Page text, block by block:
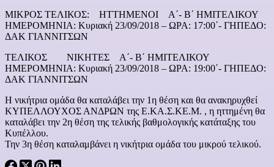
ΜΙΚΡΟΣ ΤΕΛΙΚΟΣ: ΗΤΤΗΜΕΝΟΙ Α΄- Β΄ ΗΜΙΤΕΛΙΚΟΥ
ΗΜΕΡΟΜΗΝΙΑ: Κυριακή 23/09/2018 – ΩΡΑ: 17:00΄- ΓΗΠΕΔΟ:
ΔΑΚ ΓΙΑΝΝΙΤΣΩΝ
ΤΕΛΙΚΟΣ ΝΙΚΗΤΕΣ Α΄- Β΄ ΗΜΙΤΕΛΙΚΟΥ
ΗΜΕΡΟΜΗΝΙΑ: Κυριακή 23/09/2018 – ΩΡΑ: 19:00΄- ΓΗΠΕΔΟ:
ΔΑΚ ΓΙΑΝΝΙΤΣΩΝ
Η νικήτρια ομάδα θα καταλάβει την 1η θέση και θα ανακηρυχθεί
ΚΥΠΕΛΛΟΥΧΟΣ ΑΝΔΡΩΝ της Ε.ΚΑ.Σ.ΚΕ.Μ. , η ηττημένη θα
καταλάβει την 2η θέση της τελικής βαθμολογικής κατάταξης του
Κυπέλλου.
Την 3η θέση καταλαμβάνει η νικήτρια ομάδα του μικρού τελικού.